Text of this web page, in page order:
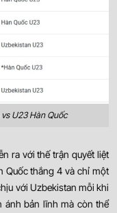
U23 Hàn Quốc
ra với thế trận quyết liệt
Quốc thắng 4 và chỉ một
với Uzbekistan mỗi khi
ánh bản lĩnh mà còn thể